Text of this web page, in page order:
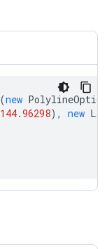
(new
144.96298), new